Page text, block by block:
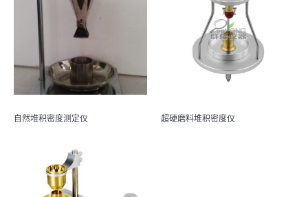
自然堆积密度测定仪 超硬磨料堆积密度仪